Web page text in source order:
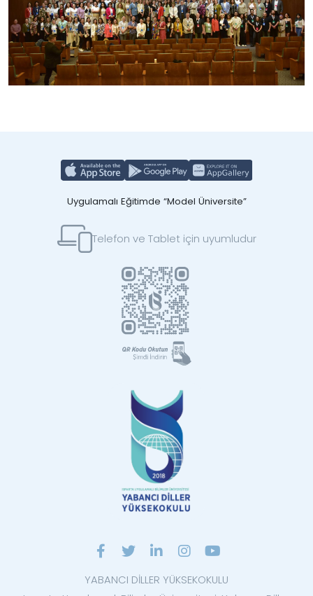
Uygulamalı Eğitimde “Model Üniversite”
Telefon ve Tablet için uyumludur
YABANCI DİLLER YÜKSEKOKULU